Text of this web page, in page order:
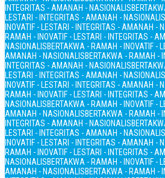
INTEGRITAS - AMANAH - NASIONALIS
LESTARI - INTEGRITAS - AMANAH - NASIONALIS
INOVATIF - LESTARI - INTEGRITAS - AMANAH -
RAMAH - INOVATIF - LESTARI - INTEGRITAS -
NASIONALISBERTAKWA - RAMAH - INOVATIF -
AMANAH - NASIONALISBERTAKWA - RAMAH -
INTEGRITAS - AMANAH - NASIONALIS
LESTARI - INTEGRITAS - AMANAH - NASIONALIS
INOVATIF - LESTARI - INTEGRITAS - AMANAH -
RAMAH - INOVATIF - LESTARI - INTEGRITAS -
NASIONALISBERTAKWA - RAMAH - INOVATIF -
AMANAH - NASIONALISBERTAKWA - RAMAH -
INTEGRITAS - AMANAH - NASIONALIS
LESTARI - INTEGRITAS - AMANAH - NASIONALIS
INOVATIF - LESTARI - INTEGRITAS - AMANAH -
RAMAH - INOVATIF - LESTARI - INTEGRITAS -
NASIONALISBERTAKWA - RAMAH - INOVATIF -
AMANAH - NASIONALISBERTAKWA - RAMAH -